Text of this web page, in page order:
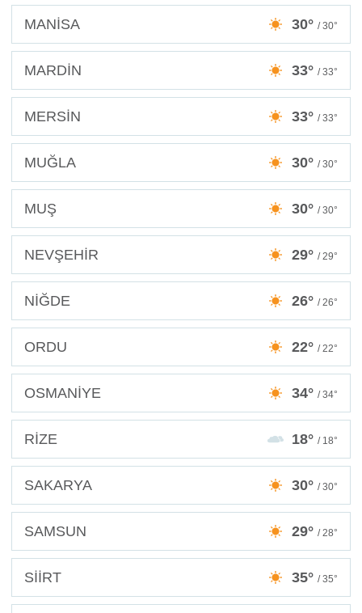
MANİSA 30° / 30°
MARDİN 33° / 33°
MERSİN 33° / 33°
MUĞLA 30° / 30°
MUŞ 30° / 30°
NEVŞEHİR 29° / 29°
NİĞDE 26° / 26°
ORDU 22° / 22°
OSMANİYE 34° / 34°
RİZE 18° / 18°
SAKARYA 30° / 30°
SAMSUN 29° / 28°
SİİRT 35° / 35°